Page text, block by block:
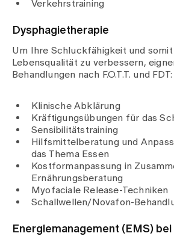
Verkehrstraining
Dysphagietherapie
Um Ihre Schluckfähigkeit und
Lebensqualität zu verbessern,
Behandlungen nach F.O.T.T. und FDT:
Klinische Abklärung
Kräftigungsübungen für das
Sensibilitätstraining
Hilfsmittelberatung und
das Thema Essen
Kostformanpassung in
Ernährungsberatung
Myofaciale Release-Techniken
Schallwellen/Novafon-
Energiemanagement (EMS) bei